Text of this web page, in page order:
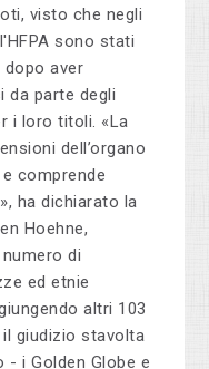
visto che negli
sono stati
aver
da parte degli
i loro titoli. «La
dell’organo
comprende
ha dichiarato la
Hoehne,
di
ed etnie
altri 103
giudizio stavolta
i Golden Globe e